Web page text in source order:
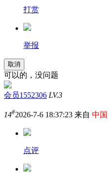
打赏
举报
取消
可以的，没问题
会员1552306 LV.3
14#2026-7-6 18:37:23 来自 中国
点评